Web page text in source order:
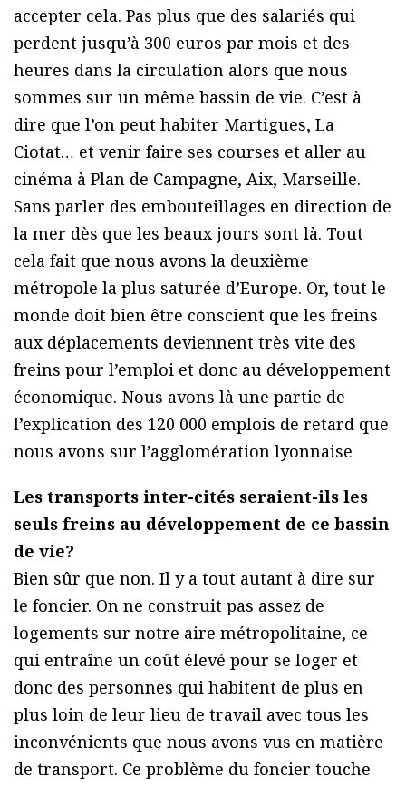
accepter cela. Pas plus que des salariés qui
perdent jusqu’à 300 euros par mois et des
heures dans la circulation alors que nous
sommes sur un même bassin de vie. C’est à
dire que l’on peut habiter Martigues, La
Ciotat… et venir faire ses courses et aller au
cinéma à Plan de Campagne, Aix, Marseille.
Sans parler des embouteillages en direction de
la mer dès que les beaux jours sont là. Tout
cela fait que nous avons la deuxième
métropole la plus saturée d’Europe. Or, tout le
monde doit bien être conscient que les freins
aux déplacements deviennent très vite des
freins pour l’emploi et donc au développement
économique. Nous avons là une partie de
l’explication des 120 000 emplois de retard que
nous avons sur l’agglomération lyonnaise
Les transports inter-cités seraient-ils les
seuls freins au développement de ce bassin
de vie?
Bien sûr que non. Il y a tout autant à dire sur
le foncier. On ne construit pas assez de
logements sur notre aire métropolitaine, ce
qui entraîne un coût élevé pour se loger et
donc des personnes qui habitent de plus en
plus loin de leur lieu de travail avec tous les
inconvénients que nous avons vus en matière
de transport. Ce problème du foncier touche